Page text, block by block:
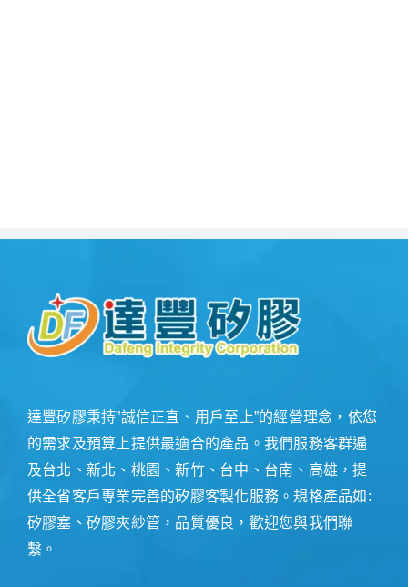
達豐矽膠秉持”誠信正直、用戶至上”的經營理念，依您
的需求及預算上提供最適合的產品。我們服務客群遍
及台北、新北、桃園、新竹、台中、台南、高雄，提
供全省客戶專業完善的矽膠客製化服務。規格產品如:
矽膠塞、矽膠夾紗管，品質優良，歡迎您與我們聯
繫。